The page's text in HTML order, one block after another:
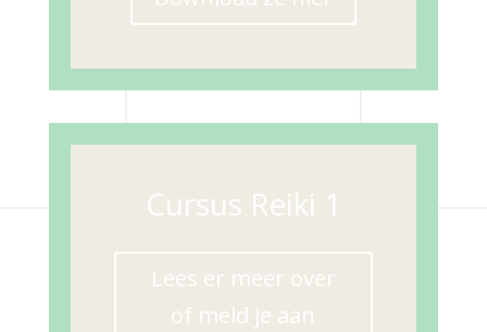
Cursus Reiki 1
Lees er meer over
of meld je aan